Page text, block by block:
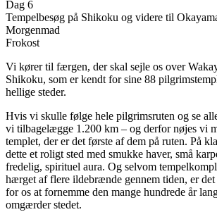
Dag 6
Tempelbesøg på Shikoku og videre til
Morgenmad
Frokost
Vi kører til færgen, der skal sejle os over
Shikoku, som er kendt for sine 88
hellige steder.
Hvis vi skulle følge hele pilgrimsruten og se
vi tilbagelægge 1.200 km – og derfor nøjes vi
templet, der er det første af dem på ruten. På
dette et roligt sted med smukke haver, små
fredelig, spirituel aura. Og selvom
hærget af flere ildebrænde gennem tiden, er det
for os at fornemme den mange hundrede år
omgærder stedet.